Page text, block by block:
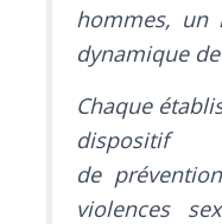
hommes, un
dynamique
Chaque
dispositif
de
violences